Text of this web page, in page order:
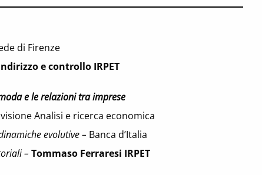
di Firenze
e controllo IRPET
e le relazioni tra imprese
Analisi e ricerca economica
evolutive – Banca d’Italia
– Tommaso Ferraresi IRPET